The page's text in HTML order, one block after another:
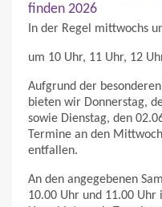
finden 2026
In der Regel mittwochs
um 10 Uhr, 11 Uhr, 12
Aufgrund der
bieten wir Donnerstag,
sowie Dienstag, den
Termine an den
entfallen.
An den angegebenen
10.00 Uhr und 11.00